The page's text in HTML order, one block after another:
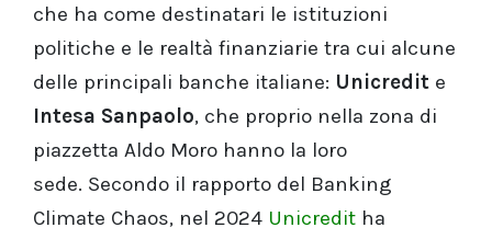
che ha come destinatari le istituzioni
politiche e le realtà finanziarie tra cui alcune
delle principali banche italiane: Unicredit e
Intesa Sanpaolo, che proprio nella zona di
piazzetta Aldo Moro hanno la loro
sede. Secondo il rapporto del Banking
Climate Chaos, nel 2024 Unicredit ha